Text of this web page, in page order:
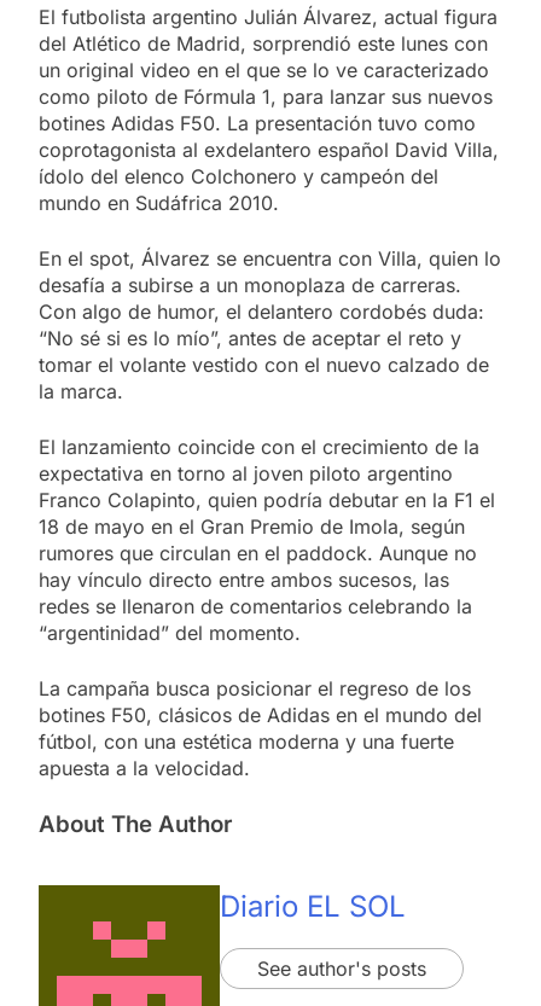
El futbolista argentino Julián Álvarez, actual figura
del Atlético de Madrid, sorprendió este lunes con
un original video en el que se lo ve caracterizado
como piloto de Fórmula 1, para lanzar sus nuevos
botines Adidas F50. La presentación tuvo como
coprotagonista al exdelantero español David Villa,
ídolo del elenco Colchonero y campeón del
mundo en Sudáfrica 2010.
En el spot, Álvarez se encuentra con Villa, quien lo
desafía a subirse a un monoplaza de carreras.
Con algo de humor, el delantero cordobés duda:
“No sé si es lo mío”, antes de aceptar el reto y
tomar el volante vestido con el nuevo calzado de
la marca.
El lanzamiento coincide con el crecimiento de la
expectativa en torno al joven piloto argentino
Franco Colapinto, quien podría debutar en la F1 el
18 de mayo en el Gran Premio de Imola, según
rumores que circulan en el paddock. Aunque no
hay vínculo directo entre ambos sucesos, las
redes se llenaron de comentarios celebrando la
“argentinidad” del momento.
La campaña busca posicionar el regreso de los
botines F50, clásicos de Adidas en el mundo del
fútbol, con una estética moderna y una fuerte
apuesta a la velocidad.
About The Author
Diario EL SOL
See author's posts